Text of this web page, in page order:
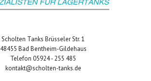
Scholten Tanks Brüsseler Str. 1
48455 Bad Bentheim-Gildehaus
Telefon 05924 - 255 485
kontakt@scholten-tanks.de